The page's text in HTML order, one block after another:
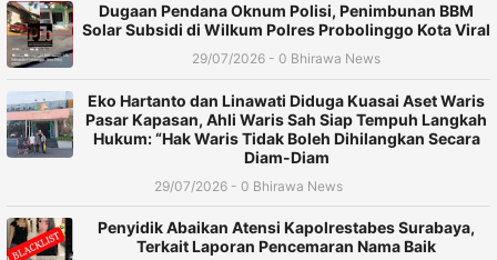
Dugaan Pendana Oknum Polisi, Penimbunan BBM
Solar Subsidi di Wilkum Polres Probolinggo Kota Viral
29/07/2026 - 0 Bhirawa News
Eko Hartanto dan Linawati Diduga Kuasai Aset Waris
Pasar Kapasan, Ahli Waris Sah Siap Tempuh Langkah
Hukum: “Hak Waris Tidak Boleh Dihilangkan Secara
Diam-Diam
29/07/2026 - 0 Bhirawa News
Penyidik Abaikan Atensi Kapolrestabes Surabaya,
Terkait Laporan Pencemaran Nama Baik